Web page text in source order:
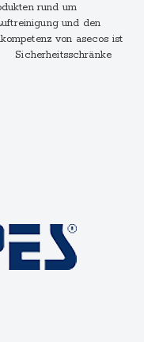
rund um
und den
von asecos ist
Sicherheitsschränke